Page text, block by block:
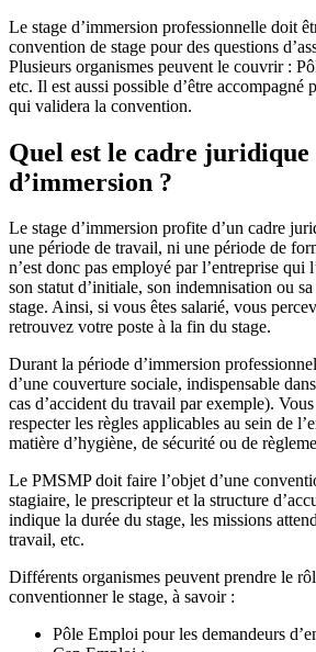
Le stage d’immersion professionnelle doit
convention de stage pour des questions
Plusieurs organismes peuvent le couvrir :
etc. Il est aussi possible d’être accompagné
qui validera la convention.
Quel est le cadre juridique
d’immersion ?
Le stage d’immersion profite d’un cadre
une période de travail, ni une période de
n’est donc pas employé par l’entreprise qui
son statut d’initiale, son indemnisation ou
stage. Ainsi, si vous êtes salarié, vous
retrouvez votre poste à la fin du stage.
Durant la période d’immersion
d’une couverture sociale, indispensable
cas d’accident du travail par exemple).
respecter les règles applicables au sein de
matière d’hygiène, de sécurité ou de
Le PMSMP doit faire l’objet d’une
stagiaire, le prescripteur et la structure
indique la durée du stage, les missions
travail, etc.
Différents organismes peuvent prendre le
conventionner le stage, à savoir :
Pôle Emploi pour les demandeurs